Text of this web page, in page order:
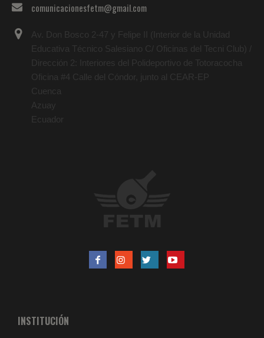
comunicacionesfetm@gmail.com
Av. Don Bosco 2-47 y Felipe II (Interior de la Unidad
Educativa Técnico Salesiano C/ Oficinas del Tecni Club) /
Dirección 2: Interiores del Polideportivo de Totoracocha
Oficina #4 Calle del Cóndor, junto al CEAR-EP
Cuenca
Azuay
Ecuador
INSTITUCIÓN